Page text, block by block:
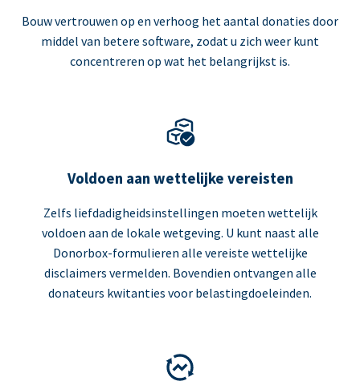
Bouw vertrouwen op en verhoog het aantal donaties door
middel van betere software, zodat u zich weer kunt
concentreren op wat het belangrijkst is.
Voldoen aan wettelijke vereisten
Zelfs liefdadigheidsinstellingen moeten wettelijk
voldoen aan de lokale wetgeving. U kunt naast alle
Donorbox-formulieren alle vereiste wettelijke
disclaimers vermelden. Bovendien ontvangen alle
donateurs kwitanties voor belastingdoeleinden.